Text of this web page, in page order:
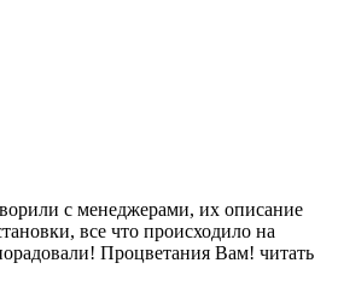
с менеджерами, их описание
все что происходило на
Процветания Вам! читать